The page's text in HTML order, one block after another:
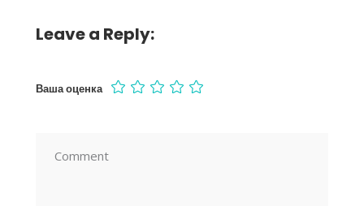
Leave a Reply:
Ваша оценка